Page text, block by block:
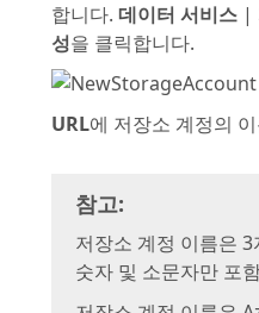
합니다. 데이터 서비스 |
성을 클릭합니다.
URL에 저장소 계정의
참고:
저장소 계정 이름은
숫자 및 소문자만 포